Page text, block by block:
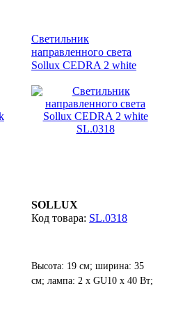
Светильник
направленного света
Sollux CEDRA 2 white
SOLLUX
SL.0318
Высота: 19 см; ширина: 35
см; лампа: 2 х GU10 х 40 Вт;